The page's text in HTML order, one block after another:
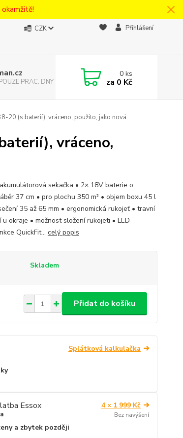
CZK Přihlášení
PRAC. DNY
0ks
za 0 Kč
20 (s baterií), vráceno, použito, jako nová
vráceno,
sekačka • 2× 18V baterie o
37 cm • pro plochu 350 m² • objem boxu 45 l
35 až 65 mm • ergonomická rukojeť • travní
okraje • možnost složení rukojeti • LED
QuickFit... celý popis
Skladem
Přidat do košíku
Splátková kalkulačka
4 × 1 999 Kč
Bez navýšení
a zbytek později